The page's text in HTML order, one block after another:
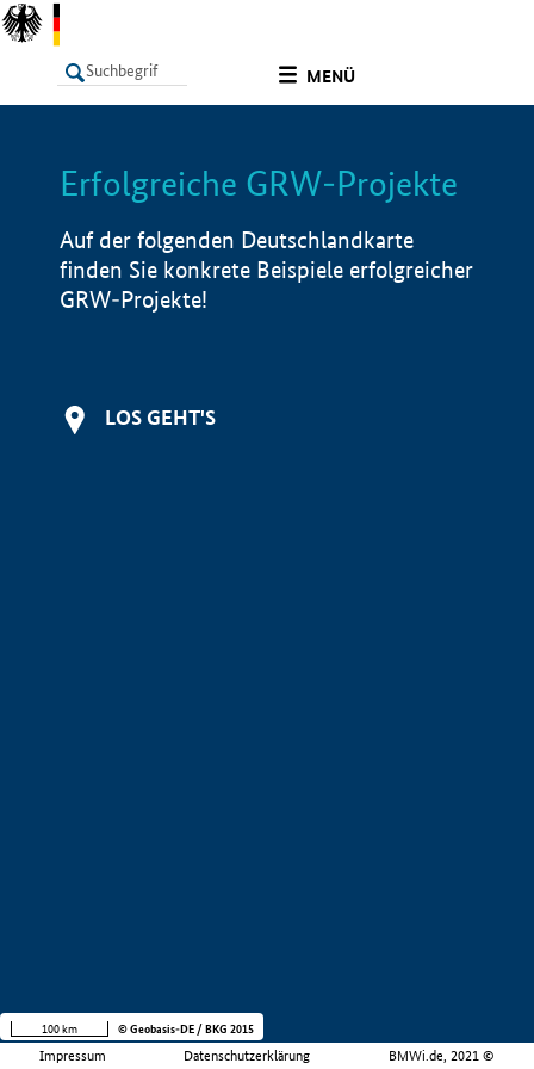
MENÜ
LISTE Info
Erfolgreiche GRW-Projekte
Auf der folgenden Deutschlandkarte
finden Sie konkrete Beispiele erfolgreicher
GRW-Projekte!
LOS GEHT'S
Impressum Datenschutzerklärung BMWi.de, 2021 ©
100 km © Geobasis-DE / BKG 2015